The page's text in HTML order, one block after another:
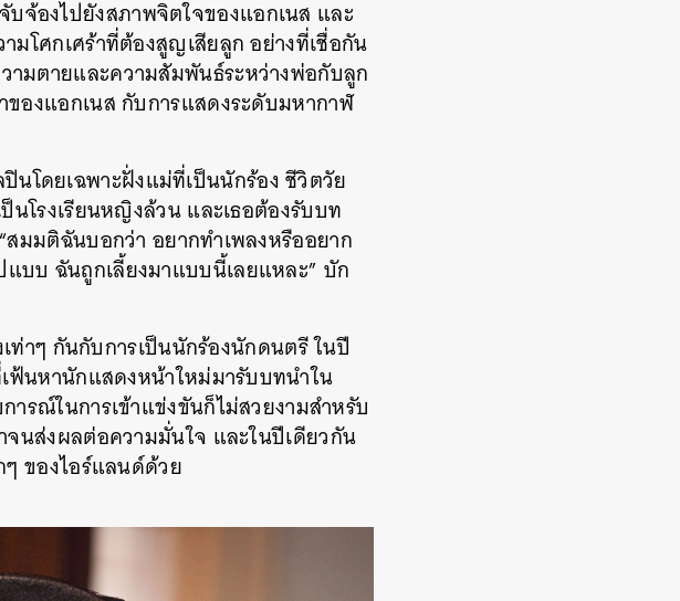
จ้องไปยังสภาพจิตใจของแอกเนส และ
มโศกเศร้าที่ต้องสูญเสียลูก อย่างที่เชื่อกัน
ามตายและความสัมพันธ์ระหว่างพ่อกับลูก
ของแอกเนส กับการแสดงระดับมหากาฬ
นโดยเฉพาะฝั่งแม่ที่เป็นนักร้อง ชีวิตวัย
นโรงเรียนหญิงล้วน และเธอต้องรับบท
สมมติฉันบอกว่า อยากทำเพลงหรืออยาก
บบ ฉันถูกเลี้ยงมาแบบนี้เลยแหละ” บัก
าๆ กันกับการเป็นนักร้องนักดนตรี ในปี
ฟ้นหานักแสดงหน้าใหม่มารับบทนำใน
รณ์ในการเข้าแข่งขันก็ไม่สวยงามสำหรับ
จนส่งผลต่อความมั่นใจ และในปีเดียวกัน
ๆ ของไอร์แลนด์ด้วย